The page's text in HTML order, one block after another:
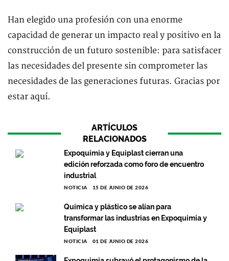
Han elegido una profesión con una enorme
capacidad de generar un impacto real y positivo en la
construcción de un futuro sostenible: para satisfacer
las necesidades del presente sin comprometer las
necesidades de las generaciones futuras. Gracias por
estar aquí.
ARTÍCULOS
RELACIONADOS
Expoquimia y Equiplast cierran una
edición reforzada como foro de encuentro
industrial
NOTICIA 15 DE JUNIO DE 2026
Química y plástico se alían para
transformar las industrias en Expoquimia y
Equiplast
NOTICIA 01 DE JUNIO DE 2026